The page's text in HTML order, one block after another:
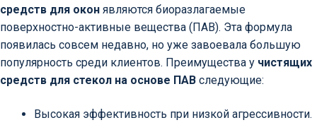
средств для окон являются биоразлагаемые
поверхностно-активные вещества (ПАВ). Эта формула
появилась совсем недавно, но уже завоевала большую
популярность среди клиентов. Преимущества у чистящих
средств для стекол на основе ПАВ следующие:
Высокая эффективность при низкой агрессивности.